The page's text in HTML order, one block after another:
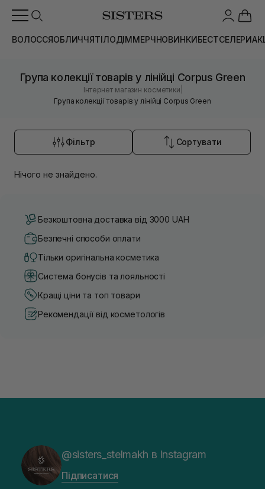
ВОЛОССЯОБЛИЧЧЯТІЛОДІММЕРЧНОВИНКИБЕСТСЕЛЕРИ
Група колекції товарів у лінійці Corpus Green
Інтернет магазин косметики
Група колекції товарів у лінійці Corpus Green
Фільтр Сортувати
Нічого не знайдено.
Безкоштовна доставка від 3000 UAH
Безпечні способи оплати
Тільки оригінальна косметика
Система бонусів та лояльності
Кращі ціни та топ товари
Рекомендації від косметологів
@sisters_stelmakh в Instagram
Підписатися